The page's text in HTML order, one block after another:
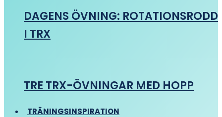
DAGENS ÖVNING: ROTATIONSRODD
I TRX
TRE TRX-ÖVNINGAR MED HOPP
TRÄNINGSINSPIRATION